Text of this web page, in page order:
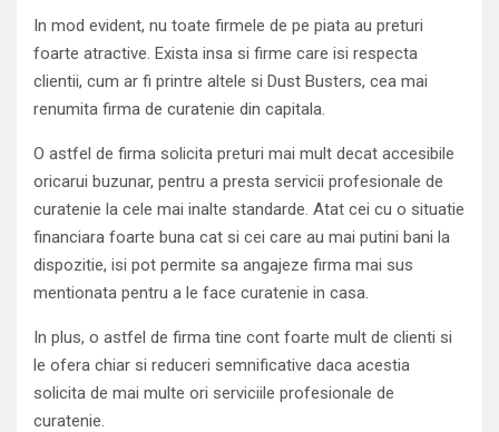
In mod evident, nu toate firmele de pe piata au preturi
foarte atractive. Exista insa si firme care isi respecta
clientii, cum ar fi printre altele si Dust Busters, cea mai
renumita firma de curatenie din capitala.
O astfel de firma solicita preturi mai mult decat accesibile
oricarui buzunar, pentru a presta servicii profesionale de
curatenie la cele mai inalte standarde. Atat cei cu o situatie
financiara foarte buna cat si cei care au mai putini bani la
dispozitie, isi pot permite sa angajeze firma mai sus
mentionata pentru a le face curatenie in casa.
In plus, o astfel de firma tine cont foarte mult de clienti si
le ofera chiar si reduceri semnificative daca acestia
solicita de mai multe ori serviciile profesionale de
curatenie.